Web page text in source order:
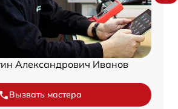
Александрович Иванов
Вызвать мастера